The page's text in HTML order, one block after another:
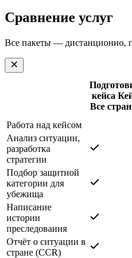
Сравнение услуг
Все пакеты — дистанционно,
кейса
Все
Работа над кейсом
Анализ ситуации,
разработка
стратегии
Подбор защитной
категории для
убежища
Написание
истории
преследования
Отчёт о ситуации в
стране (CCR)